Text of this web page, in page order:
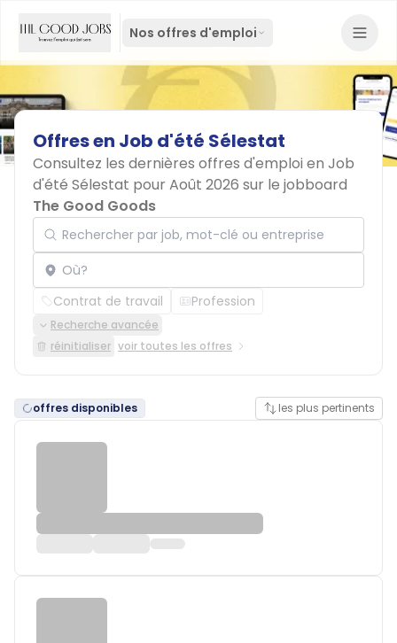
Nos offres d'emploi
Offresen Job d'été Sélestat
Consultez les dernières offres d'emploi en Job
d'été Sélestat pour Août 2026 sur le jobboard
The Good Goods
Rechercher par job, mot-clé ou entreprise
Localisation
Contrat de travail Profession
Recherche avancée
réinitialiser voir toutes les offres
offres disponibles les plus pertinents